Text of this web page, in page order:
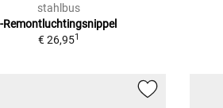
stahlbus
-Remontluchtingsnippel
€ 26,951